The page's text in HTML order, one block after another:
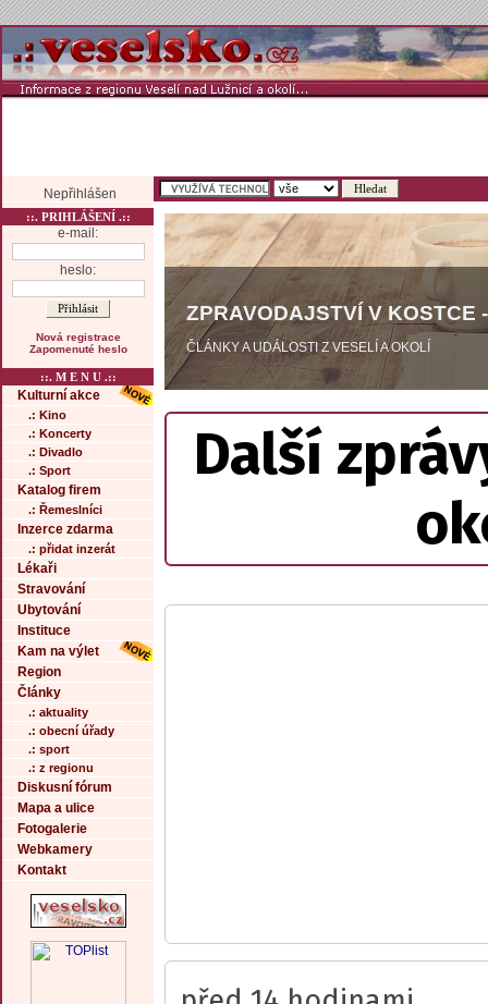
Nepřihlášen
::. PRIHLÁŠENÍ .::
e-mail:
heslo:
Nová registrace
Zapomenuté heslo
::. M E N U .::
Kulturní akce
.: Kino
.: Koncerty
.: Divadlo
.: Sport
Katalog firem
.: Řemeslníci
Inzerce zdarma
.: přidat inzerát
Lékaři
Stravování
Ubytování
Instituce
Kam na výlet
Region
Články
.: aktuality
.: obecní úřady
.: sport
.: z regionu
Diskusní fórum
Mapa a ulice
Fotogalerie
Webkamery
Kontakt
ZPRAVODAJSTVÍ V KOSTCE
ČLÁNKY A UDÁLOSTI Z VESELÍ A OKOLÍ
Další